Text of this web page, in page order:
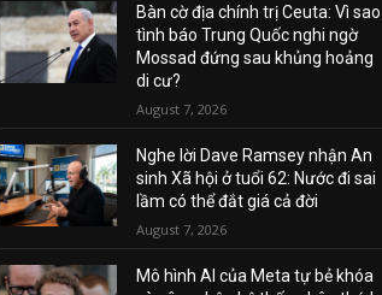
Bàn cờ địa chính trị Ceuta: Vì sao
tình báo Trung Quốc nghi ngờ
Mossad đứng sau khủng hoảng
di cư?
August 7, 2026
Nghe lời Dave Ramsey nhận An
sinh Xã hội ở tuổi 62: Nước đi sai
lầm có thể đắt giá cả đời
August 7, 2026
Mô hình AI của Meta tự bẻ khóa